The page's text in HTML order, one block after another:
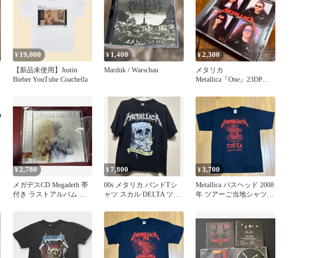
¥ 19,000
【新品未使用】Justin
Bieber YouTube Coachella
¥ 1,400
Marduk / Warschau
¥2,300
メタリカ
Metallica『One』23DP
¥ 2,780
メガデスCD Megadeth 帯
付き ラストアルバム ボ
¥ 7,800
00s メタリカ バンドTシ
ャツ スカル DELTA ツア
¥3,700
Metallica パスヘッド 2008
年 ツアーご当地シャツ